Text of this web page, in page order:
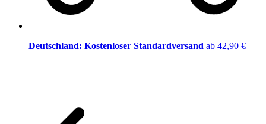
Deutschland: Kostenloser Standardversand ab 42,90 €